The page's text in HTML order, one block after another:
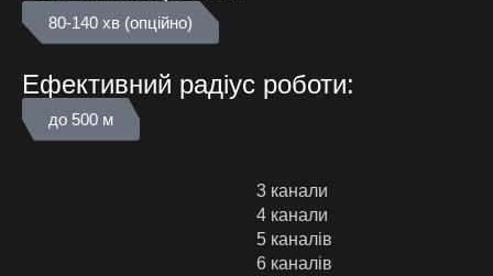
80-140 хв (опційно)
Ефективний радіус роботи:
до 500 м
3 канали
4 канали
5 каналів
6 каналів